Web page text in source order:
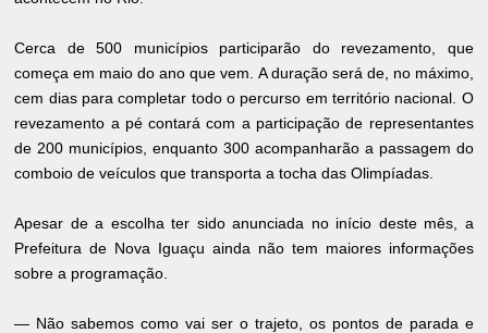
Cerca de 500 municípios participarão do revezamento, que
começa em maio do ano que vem. A duração será de, no máximo,
cem dias para completar todo o percurso em território nacional. O
revezamento a pé contará com a participação de representantes
de 200 municípios, enquanto 300 acompanharão a passagem do
comboio de veículos que transporta a tocha das Olimpíadas.
Apesar de a escolha ter sido anunciada no início deste mês, a
Prefeitura de Nova Iguaçu ainda não tem maiores informações
sobre a programação.
— Não sabemos como vai ser o trajeto, os pontos de parada e